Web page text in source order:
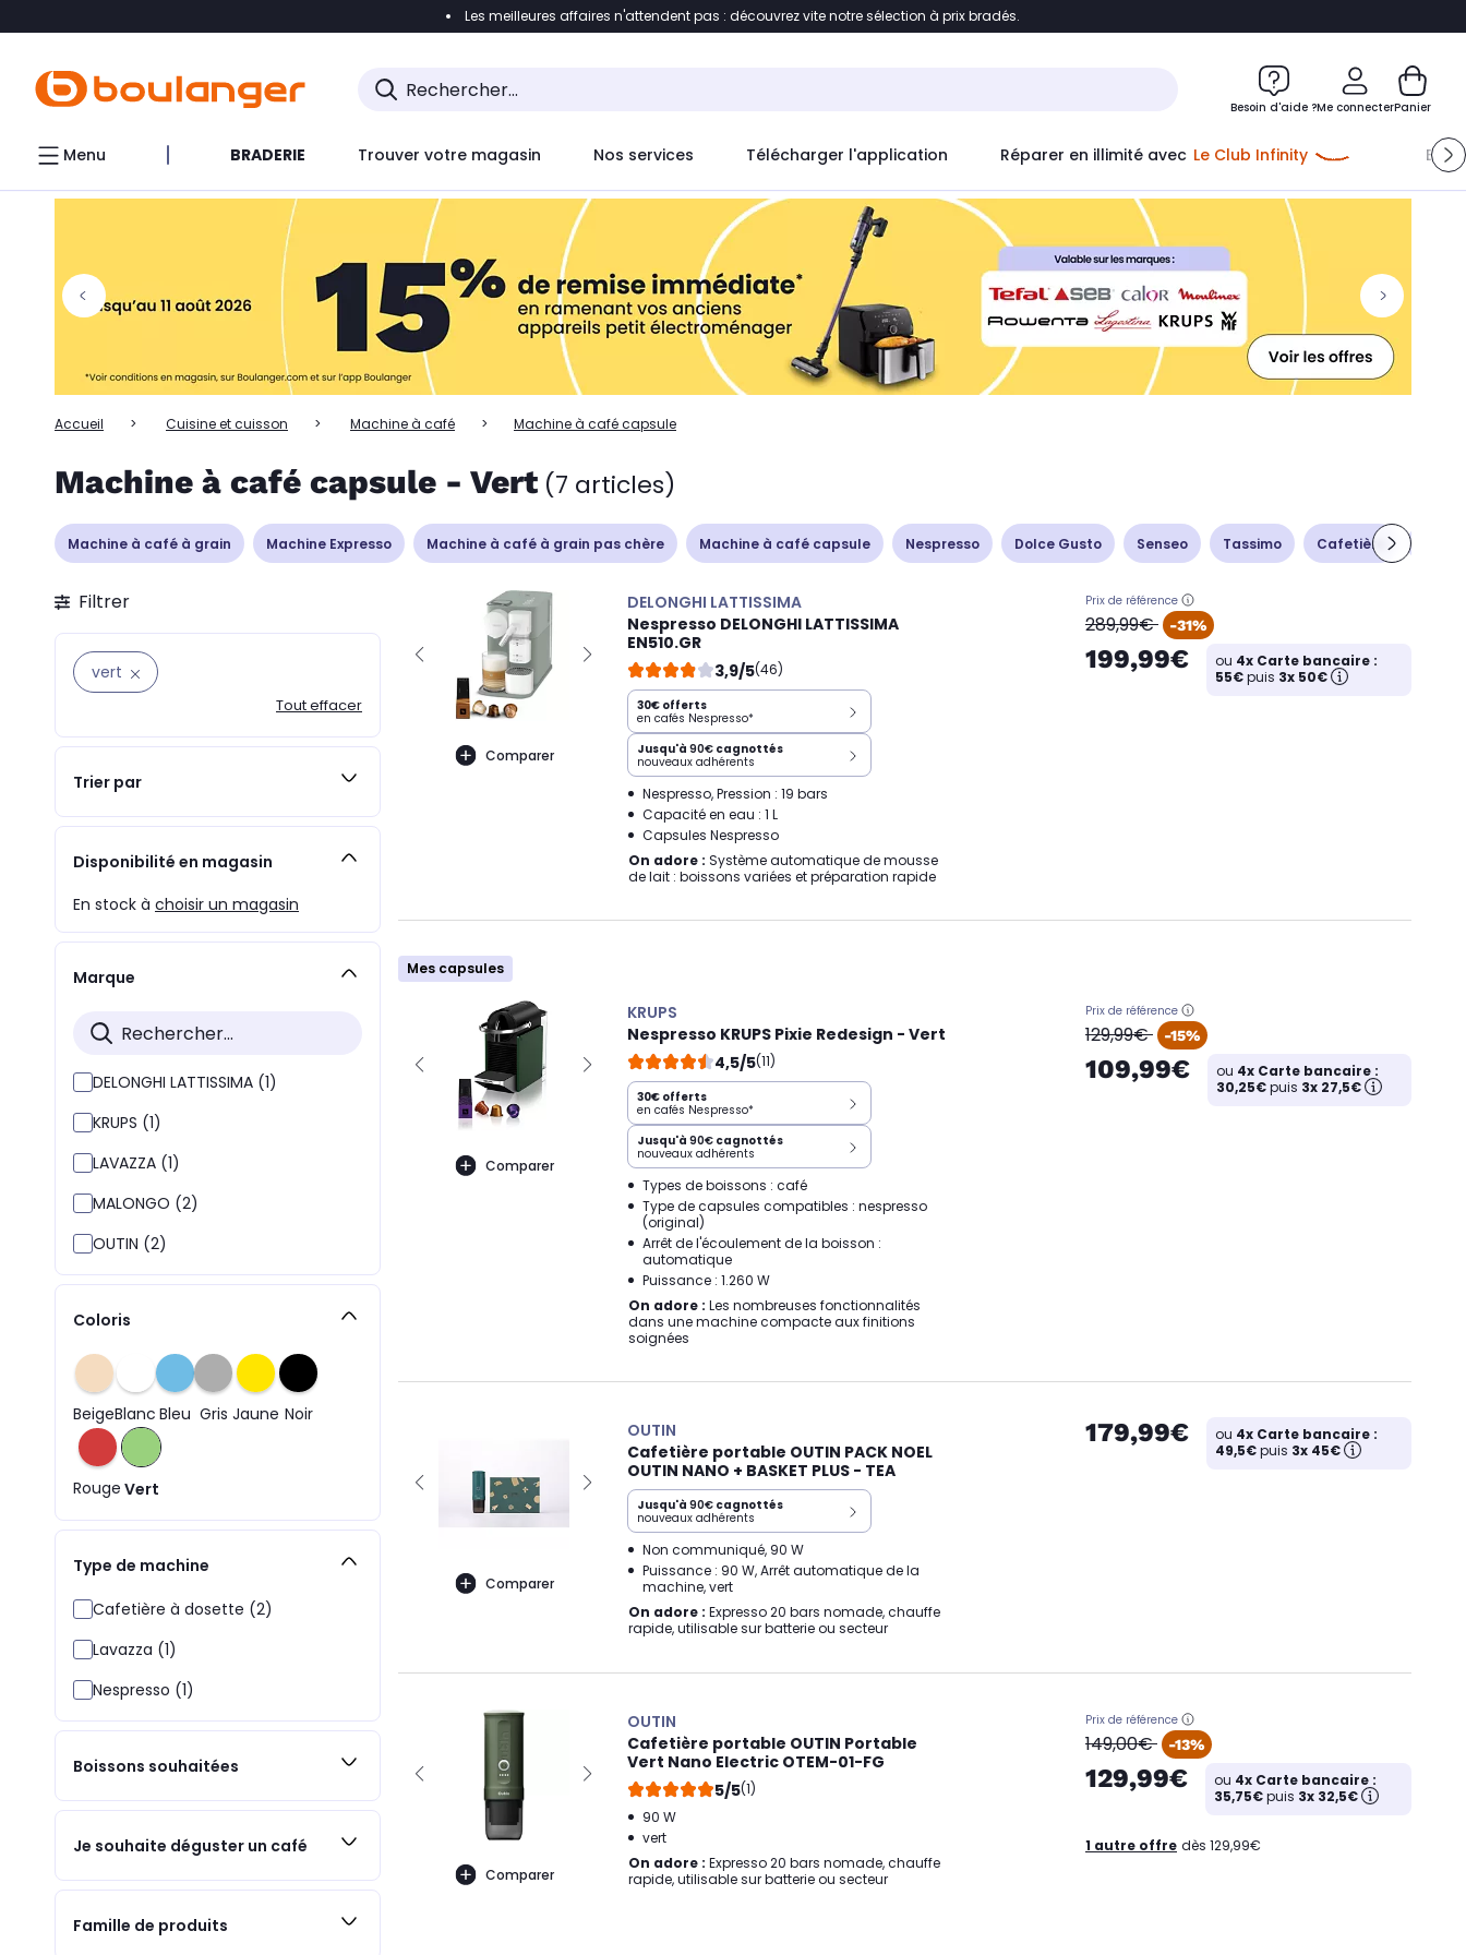
Accéder directement à la liste des produits Accéder directement au contenu
Accéder directement au chatbot
Les meilleures affaires n'attendent pas : découvrez vite notre sélection à prix bradés.
Besoin d'aide ?Me connecterPanier
Menu BRADERIE Trouver votre magasin Nos services Télécharger l'application Réparer en illimité avec Le Club Infinity
Accueil Cuisine et cuisson Machine à café Machine à café capsule
Machine à café capsule - Vert (7 articles)
Machine à café à grain Machine Expresso Machine à café à grain pas chère Machine à café capsule Nespresso Dolce Gusto Senseo Tassimo Cafetière
Filtrer
vert
Tout effacer
Trier par
Disponibilité en magasin
En stock à choisir un magasin
Marque
DELONGHI LATTISSIMA (1)
KRUPS (1)
LAVAZZA (1)
MALONGO (2)
OUTIN (2)
Coloris
BeigeBlanc Bleu Gris Jaune Noir
Rouge Vert
Type de machine
Cafetière à dosette (2)
Lavazza (1)
Nespresso (1)
Boissons souhaitées
Je souhaite déguster un café
Famille de produits
Comparer
DELONGHI LATTISSIMA
Nespresso DELONGHI LATTISSIMA
EN510.GR
3,9/5(46)
30€ offerts
en cafés Nespresso*
Jusqu'à 90€ cagnottés
nouveaux adhérents
Nespresso, Pression : 19 bars
Capacité en eau : 1 L
Capsules Nespresso
On adore : Système automatique de mousse
de lait : boissons variées et préparation rapide
Prix de référence
oldPrice
289,99€ -31%
199,99€ ou 4x Carte bancaire :
55€puis 3x 50€
Mes capsules
Comparer
KRUPS
Nespresso KRUPS Pixie Redesign - Vert
4,5/5(11)
30€ offerts
en cafés Nespresso*
Jusqu'à 90€ cagnottés
nouveaux adhérents
Types de boissons : café
Type de capsules compatibles : nespresso
(original)
Arrêt de l'écoulement de la boisson :
automatique
Puissance : 1.260 W
On adore : Les nombreuses fonctionnalités
dans une machine compacte aux finitions
soignées
Prix de référence
oldPrice
129,99€ -15%
109,99€ ou 4x Carte bancaire :
30,25€puis 3x 27,5€
Comparer
OUTIN
Cafetière portable OUTIN PACK NOEL
OUTIN NANO + BASKET PLUS - TEA
Jusqu'à 90€ cagnottés
nouveaux adhérents
Non communiqué, 90 W
Puissance : 90 W, Arrêt automatique de la
machine, vert
On adore : Expresso 20 bars nomade, chauffe
rapide, utilisable sur batterie ou secteur
179,99€ ou 4x Carte bancaire :
49,5€puis 3x 45€
Comparer
OUTIN
Cafetière portable OUTIN Portable
Vert Nano Electric OTEM-01-FG
5/5(1)
90 W
vert
On adore : Expresso 20 bars nomade, chauffe
rapide, utilisable sur batterie ou secteur
Prix de référence
oldPrice
149,00€ -13%
129,99€ ou 4x Carte bancaire :
35,75€puis 3x 32,5€
1 autre offre dès 129,99€